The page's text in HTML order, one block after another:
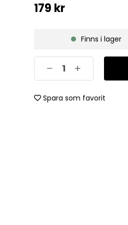
179 kr
Finns i lager
Spara som favorit